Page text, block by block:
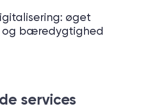
øget
bæredygtighed
services